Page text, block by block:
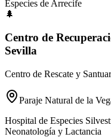
Especies de Arrecife
🌲
Centro de
Sevilla
Centro de Rescate y
Paraje Natural de la
Hospital de Especies
Neonatología y Lactancia